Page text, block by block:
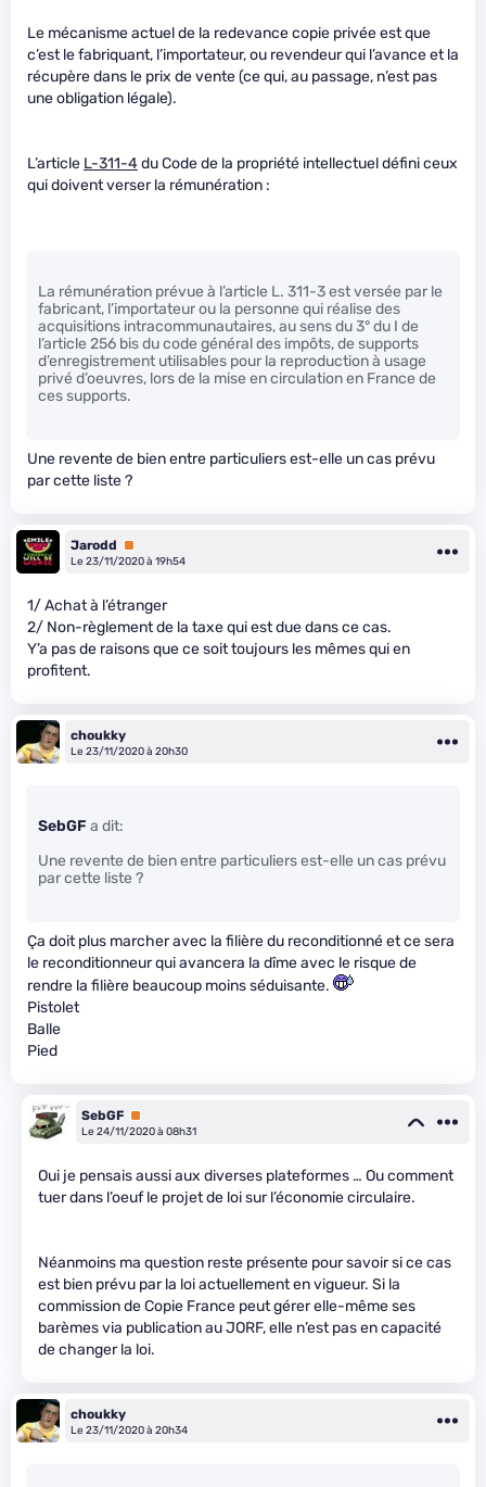
Le mécanisme actuel de la redevance copie privée est que
c’est le fabriquant, l’importateur, ou revendeur qui l’avance et la
récupère dans le prix de vente (ce qui, au passage, n’est pas
une obligation légale).
L’article L-311-4du Code de la propriété intellectuel défini ceux
qui doivent verser la rémunération :
La rémunération prévue à l’article L. 311-3 est versée par le
fabricant, l’importateur ou la personne qui réalise des
acquisitions intracommunautaires, au sens du 3° du I de
l’article 256 bis du code général des impôts, de supports
d’enregistrement utilisables pour la reproduction à usage
privé d’oeuvres, lors de la mise en circulation en France de
ces supports.
Une revente de bien entre particuliers est-elle un cas prévu
par cette liste ?
Jarodd
Premium
Le 23/11/2020 à 19h54
1/ Achat à l’étranger
2/ Non-règlement de la taxe qui est due dans ce cas.
Y’a pas de raisons que ce soit toujours les mêmes qui en
profitent.
choukky
Le 23/11/2020 à 20h30
SebGF a dit:
Une revente de bien entre particuliers est-elle un cas prévu
par cette liste ?
Ça doit plus marcher avec la filière du reconditionné et ce sera
le reconditionneur qui avancera la dîme avec le risque de
rendre la filière beaucoup moins séduisante.
Pistolet
Balle
Pied
SebGF Premium
Le 24/11/2020 à 08h31
Oui je pensais aussi aux diverses plateformes … Ou comment
tuer dans l’oeuf le projet de loi sur l’économie circulaire.
Néanmoins ma question reste présente pour savoir si ce cas
est bien prévu par la loi actuellement en vigueur. Si la
commission de Copie France peut gérer elle-même ses
barèmes via publication au JORF, elle n’est pas en capacité
de changer la loi.
choukky
Le 23/11/2020 à 20h34